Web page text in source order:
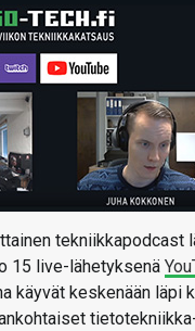
tekniikkapodcast
15 live-lähetyksenä
käyvät keskenään läpi